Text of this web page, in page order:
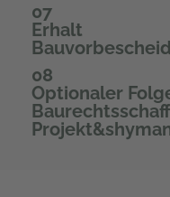
07
Erhalt
08
Optionaler